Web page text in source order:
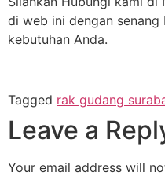
di web ini dengan
kebutuhan Anda.
Tagged rak gudang
Leave a
Your email address will